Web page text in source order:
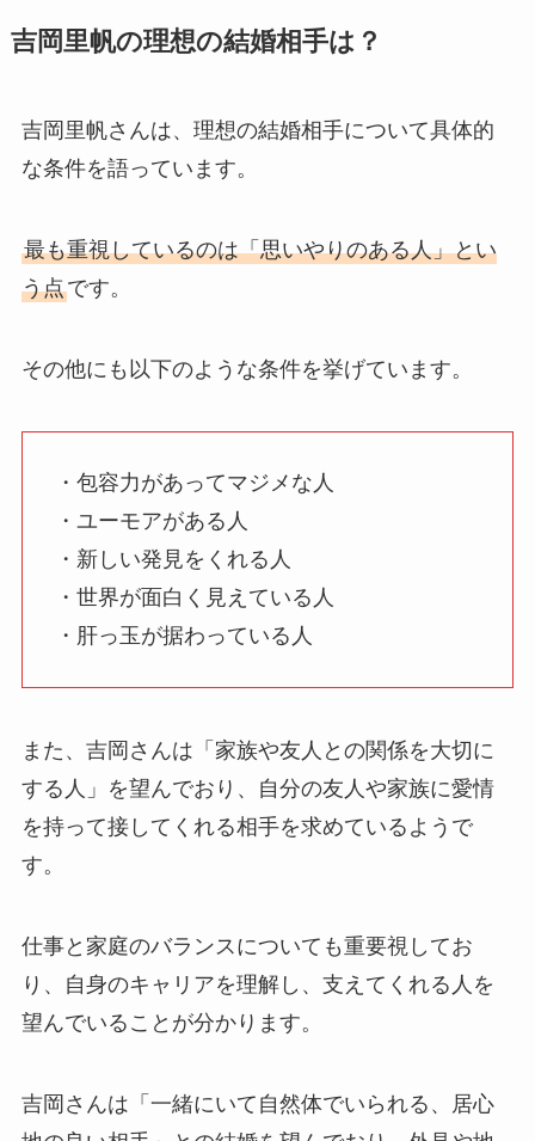
吉岡里帆の理想の結婚相手は？
吉岡里帆さんは、理想の結婚相手について具体的
な条件を語っています。
最も重視しているのは「思いやりのある人」とい
う点です。
その他にも以下のような条件を挙げています。
・包容力があってマジメな人
・ユーモアがある人
・新しい発見をくれる人
・世界が面白く見えている人
・肝っ玉が据わっている人
また、吉岡さんは「家族や友人との関係を大切に
する人」を望んでおり、自分の友人や家族に愛情
を持って接してくれる相手を求めているようで
す。
仕事と家庭のバランスについても重要視してお
り、自身のキャリアを理解し、支えてくれる人を
望んでいることが分かります。
吉岡さんは「一緒にいて自然体でいられる、居心